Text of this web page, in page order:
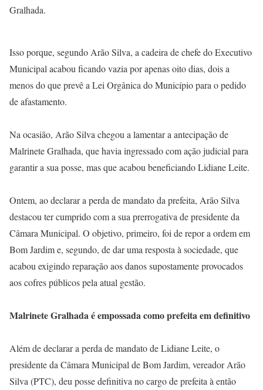
Gralhada.
Isso porque, segundo Arão Silva, a cadeira de chefe do Executivo
Municipal acabou ficando vazia por apenas oito dias, dois a
menos do que prevê a Lei Orgânica do Município para o pedido
de afastamento.
Na ocasião, Arão Silva chegou a lamentar a antecipação de
Malrinete Gralhada, que havia ingressado com ação judicial para
garantir a sua posse, mas que acabou beneficiando Lidiane Leite.
Ontem, ao declarar a perda de mandato da prefeita, Arão Silva
destacou ter cumprido com a sua prerrogativa de presidente da
Câmara Municipal. O objetivo, primeiro, foi de repor a ordem em
Bom Jardim e, segundo, de dar uma resposta à sociedade, que
acabou exigindo reparação aos danos supostamente provocados
aos cofres públicos pela atual gestão.
Malrinete Gralhada é empossada como prefeita em definitivo
Além de declarar a perda de mandato de Lidiane Leite, o
presidente da Câmara Municipal de Bom Jardim, vereador Arão
Silva (PTC), deu posse definitiva no cargo de prefeita à então